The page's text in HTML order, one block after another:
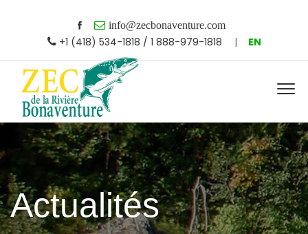
info@zecbonaventure.com
+1 (418) 534-1818 / 1 888-979-1818 | EN
Actualités